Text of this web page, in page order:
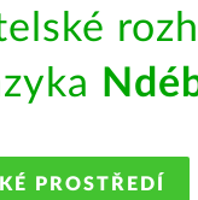
PROSTŘEDÍ